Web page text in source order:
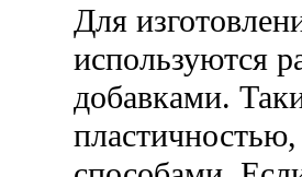
Для
используются
добавками.